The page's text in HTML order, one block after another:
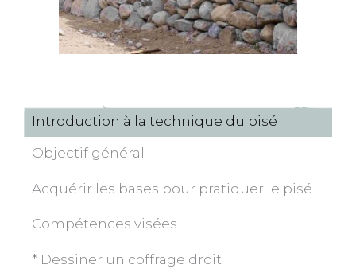
Introduction à la technique du pisé
Objectif général
Acquérir les bases pour pratiquer le pisé.
Compétences visées
* Dessiner un coffrage droit